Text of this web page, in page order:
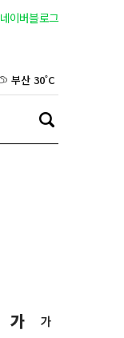
네이버블로그
대구 33˚C
인천 33˚C
제주 30˚C